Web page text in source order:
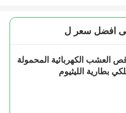
افضل سعر ل
قص العشب الكهربائية المحمولة
بطارية الليثيوم